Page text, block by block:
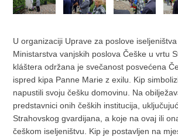
U organizaciji Uprave za poslove
Ministarstva vanjskih poslova Češke u vrtu
kláštera održana je svečanost posvećena
ispred kipa Panne Marie z exilu. Kip
napustili svoju češku domovinu. Na
predstavnici onih čeških institucija,
Strahovskog gvardijana, a koje na ovaj ili
češkom iseljeništvu. Kip je postavljen na